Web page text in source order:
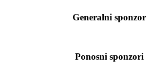
Generalni sponzor
Ponosni sponzori